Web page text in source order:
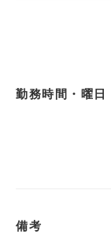
勤務時間・曜日
備考